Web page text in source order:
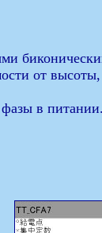
от
в питании.